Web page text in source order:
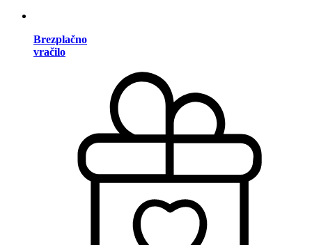
Brezplačno
vračilo